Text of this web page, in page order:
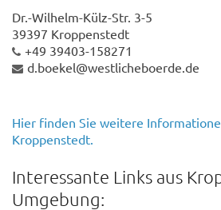
Dr.-Wilhelm-Külz-Str. 3-5
39397 Kroppenstedt
+49 39403-158271
d.boekel@westlicheboerde.de
Hier finden Sie weitere
Kroppenstedt.
Interessante Links aus
Umgebung: